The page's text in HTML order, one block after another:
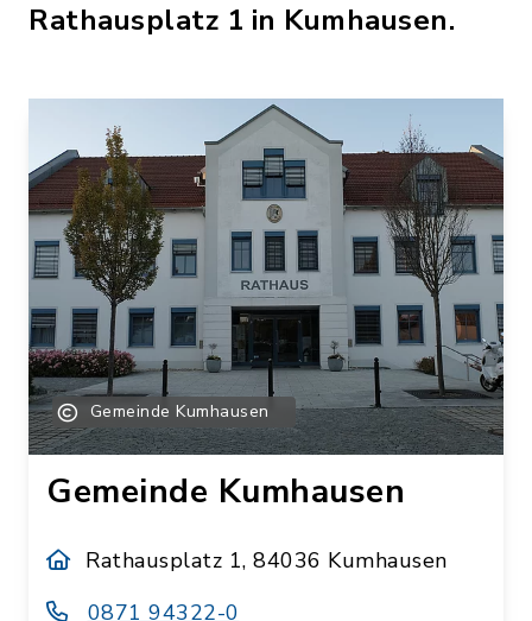
Rathausplatz 1 in Kumhausen.
Gemeinde Kumhausen
Gemeinde Kumhausen
Rathausplatz 1, 84036 Kumhausen
0871 94322-0